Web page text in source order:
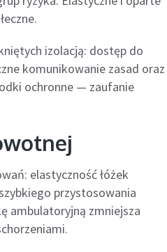
izolacją: dostęp do
komunikowanie zasad oraz
ochronne — zaufanie
elastyczność łóżek
przystosowania
ambulatoryjną zmniejsza